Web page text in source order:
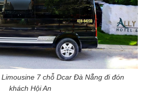
7 chỗ Dcar Đà Nẵng đi đón
khách Hội An